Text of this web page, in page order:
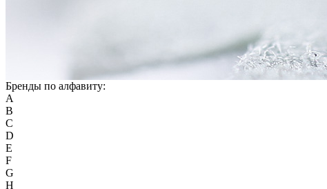
Бренды по алфавиту:
A
B
C
D
E
F
G
H